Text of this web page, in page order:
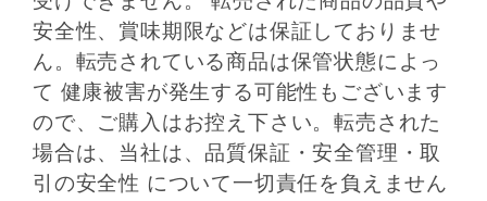
安全性、賞味期限などは保証しておりませ
ん。転売されている商品は保管状態によっ
て 健康被害が発生する可能性もございます
ので、ご購入はお控え下さい。転売された
場合は、当社は、品質保証・安全管理・取
引の安全性 について一切責任を負えません